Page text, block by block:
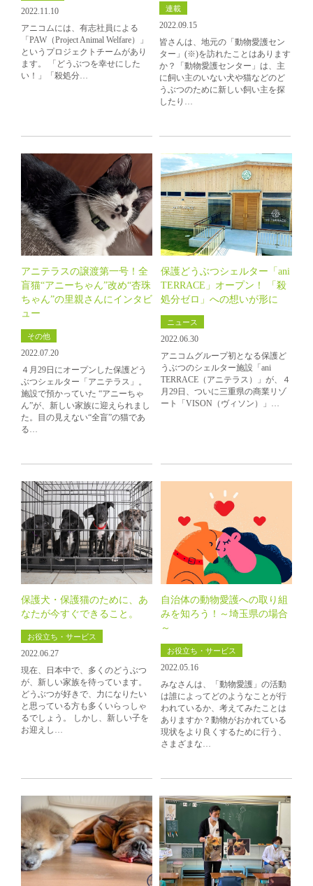
2022.11.10
アニコムには、有志社員による
「PAW（Project Animal Welfare）」
というプロジェクトチームがあり
ます。 「どうぶつを幸せにした
い！」「殺処分…
連載
2022.09.15
皆さんは、地元の「動物愛護セン
ター」(※)を訪れたことはあります
か？「動物愛護センター」は、主
に飼い主のいない犬や猫などのど
うぶつのために新しい飼い主を探
したり…
アニテラスの譲渡第一号！全
盲猫“アニーちゃん”改め“杏珠
ちゃん”の里親さんにインタビ
ュー
その他
2022.07.20
４月29日にオープンした保護どう
ぶつシェルター「アニテラス」。
施設で預かっていた “アニーちゃ
ん”が、新しい家族に迎えられまし
た。目の見えない“全盲”の猫であ
る…
保護どうぶつシェルター「ani
TERRACE」オープン！ 「殺
処分ゼロ」への想いが形に
ニュース
2022.06.30
アニコムグループ初となる保護ど
うぶつのシェルター施設「ani
TERRACE（アニテラス）」が、４
月29日、ついに三重県の商業リゾ
ート「VISON（ヴィソン）」…
保護犬・保護猫のために、あ
なたが今すぐできること。
お役立ち・サービス
2022.06.27
現在、日本中で、多くのどうぶつ
が、新しい家族を待っています。
どうぶつが好きで、力になりたい
と思っている方も多くいらっしゃ
るでしょう。 しかし、新しい子を
お迎えし…
自治体の動物愛護への取り組
みを知ろう！～埼玉県の場合
～
お役立ち・サービス
2022.05.16
みなさんは、「動物愛護」の活動
は誰によってどのようなことが行
われているか、考えてみたことは
ありますか？動物がおかれている
現状をより良くするために行う、
さまざまな…